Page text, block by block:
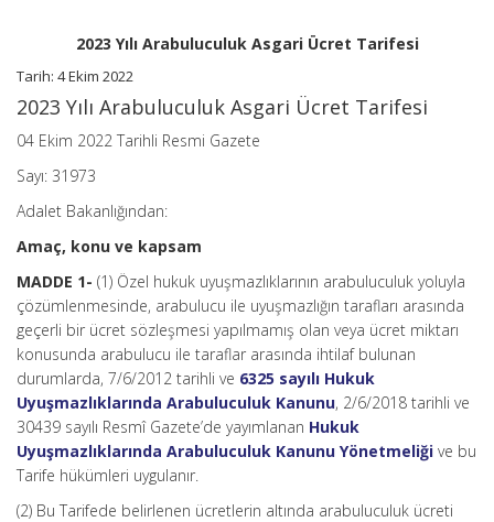
2023 Yılı Arabuluculuk Asgari Ücret Tarifesi
Tarih: 4 Ekim 2022
2023 Yılı Arabuluculuk Asgari Ücret Tarifesi
04 Ekim 2022 Tarihli Resmi Gazete
Sayı: 31973
Adalet Bakanlığından:
Amaç, konu ve kapsam
MADDE 1- (1) Özel hukuk uyuşmazlıklarının arabuluculuk yoluyla
çözümlenmesinde, arabulucu ile uyuşmazlığın tarafları arasında
geçerli bir ücret sözleşmesi yapılmamış olan veya ücret miktarı
konusunda arabulucu ile taraflar arasında ihtilaf bulunan
durumlarda, 7/6/2012 tarihli ve 6325 sayılı Hukuk
Uyuşmazlıklarında Arabuluculuk Kanunu, 2/6/2018 tarihli ve
30439 sayılı Resmî Gazete’de yayımlanan Hukuk
Uyuşmazlıklarında Arabuluculuk Kanunu Yönetmeliği ve bu
Tarife hükümleri uygulanır.
(2) Bu Tarifede belirlenen ücretlerin altında arabuluculuk ücreti